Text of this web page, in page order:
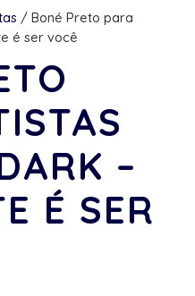
/ Boné Preto para
é ser você
–
É SER